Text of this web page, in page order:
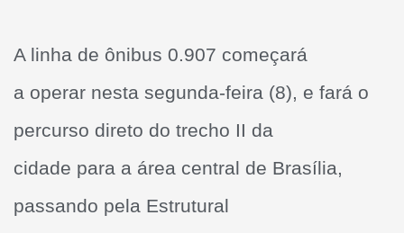
A linha de ônibus 0.907 começará
a operar nesta segunda-feira (8), e fará o
percurso direto do trecho II da
cidade para a área central de Brasília,
passando pela Estrutural